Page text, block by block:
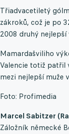
Třiadvacetiletý
zákroků, což je po
2008 druhý
Mamardašviliho
Valencie totiž patřil
mezi nejlepší muže
Foto: Profimedia
Marcel Sabitzer
Záložník německé